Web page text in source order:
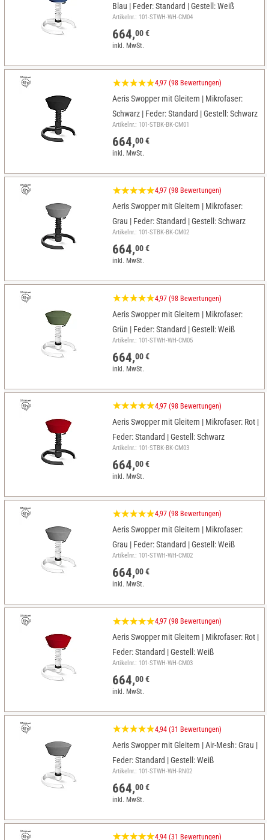
Blau | Feder: Standard | Gestell: Weiß
Artikelnr.: 101-STWH-WH-CM04
664,00 €
inkl. MwSt.
4,97 (98 Bewertungen)
Aeris Swopper mit Gleitern | Mikrofaser:
Schwarz | Feder: Standard | Gestell: Schwarz
Artikelnr.: 101-STBK-BK-CM01
664,00 €
inkl. MwSt.
4,97 (98 Bewertungen)
Aeris Swopper mit Gleitern | Mikrofaser:
Grau | Feder: Standard | Gestell: Schwarz
Artikelnr.: 101-STBK-BK-CM02
664,00 €
inkl. MwSt.
4,97 (98 Bewertungen)
Aeris Swopper mit Gleitern | Mikrofaser:
Grün | Feder: Standard | Gestell: Weiß
Artikelnr.: 101-STWH-WH-CM05
664,00 €
inkl. MwSt.
4,97 (98 Bewertungen)
Aeris Swopper mit Gleitern | Mikrofaser: Rot |
Feder: Standard | Gestell: Schwarz
Artikelnr.: 101-STBK-BK-CM03
664,00 €
inkl. MwSt.
4,97 (98 Bewertungen)
Aeris Swopper mit Gleitern | Mikrofaser:
Grau | Feder: Standard | Gestell: Weiß
Artikelnr.: 101-STWH-WH-CM02
664,00 €
inkl. MwSt.
4,97 (98 Bewertungen)
Aeris Swopper mit Gleitern | Mikrofaser: Rot |
Feder: Standard | Gestell: Weiß
Artikelnr.: 101-STWH-WH-CM03
664,00 €
inkl. MwSt.
4,94 (31 Bewertungen)
Aeris Swopper mit Gleitern | Air-Mesh: Grau |
Feder: Standard | Gestell: Weiß
Artikelnr.: 101-STWH-WH-RN02
664,00 €
inkl. MwSt.
4,94 (31 Bewertungen)